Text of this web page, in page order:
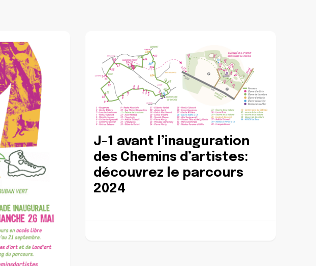
J-1 avant l’inauguration
des Chemins d’artistes:
découvrez le parcours
2024